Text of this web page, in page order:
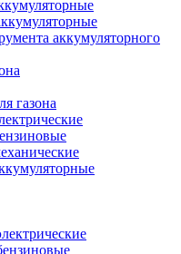
аккумуляторного
газона